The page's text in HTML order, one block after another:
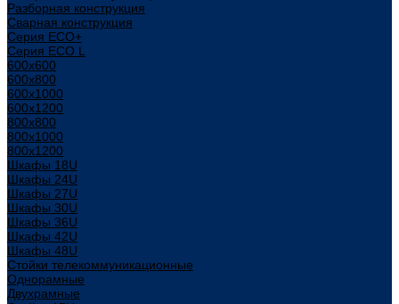
Разборная конструкция
Сварная конструкция
Серия ECO+
Серия ECO L
600x600
600x800
600х1000
600х1200
800x800
800х1000
800х1200
Шкафы 18U
Шкафы 24U
Шкафы 27U
Шкафы 30U
Шкафы 36U
Шкафы 42U
Шкафы 48U
Стойки телекоммуникационные
Однорамные
Двухрамные